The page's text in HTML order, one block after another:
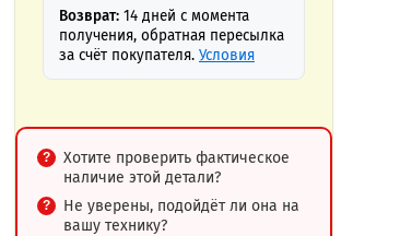
Возврат: 14 дней с момента
получения, обратная пересылка
за счёт покупателя. Условия
Хотите проверить фактическое
наличие этой детали?
Не уверены, подойдёт ли она на
вашу технику?